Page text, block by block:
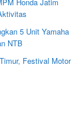
5 Unit Yamaha
NTB
Festival Motor